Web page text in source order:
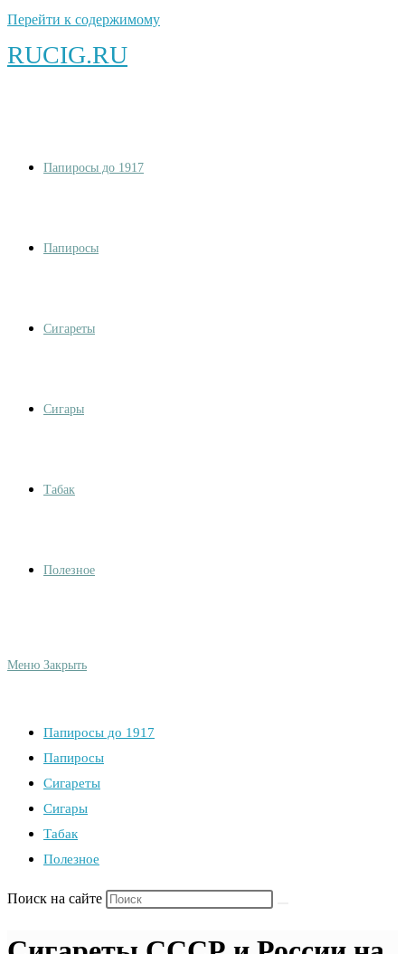
Перейти к содержимому
RUCIG.RU
Папиросы до 1917
Папиросы
Сигареты
Сигары
Табак
Полезное
Меню Закрыть
Папиросы до 1917
Папиросы
Сигареты
Сигары
Табак
Полезное
Поиск на сайте